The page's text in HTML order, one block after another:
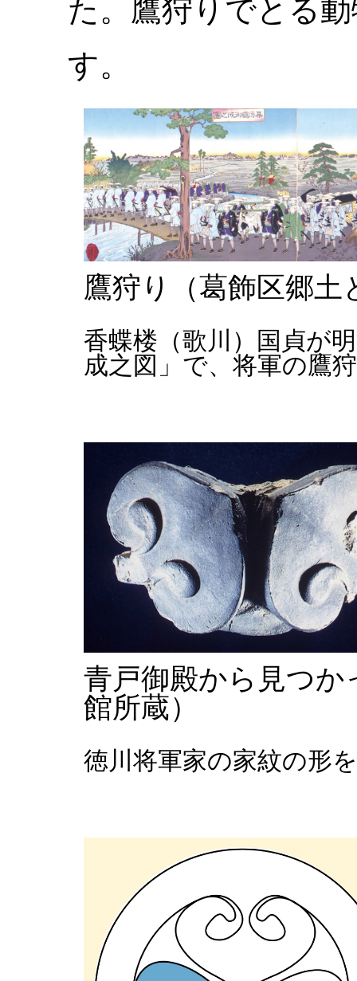
た。鷹狩りでとる
す。
鷹狩り（葛飾区郷土
香蝶楼（歌川）国貞が
成之図」で、将軍の鷹
青戸御殿から見つ
館所蔵）
徳川将軍家の家紋の形